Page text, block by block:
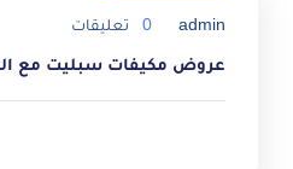
admin
0 تعليقات
عروض مكيفات سبليت مع